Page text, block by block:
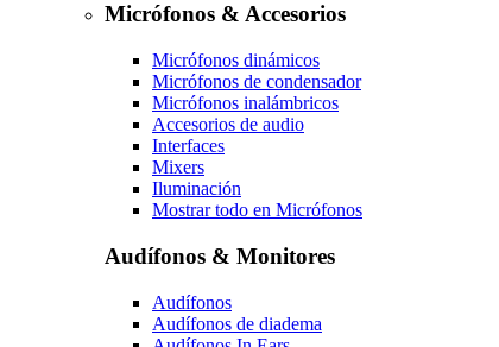
Micrófonos & Accesorios
Micrófonos dinámicos
Micrófonos de condensador
Micrófonos inalámbricos
Accesorios de audio
Interfaces
Mixers
Iluminación
Mostrar todo en Micrófonos
Audífonos & Monitores
Audífonos
Audífonos de diadema